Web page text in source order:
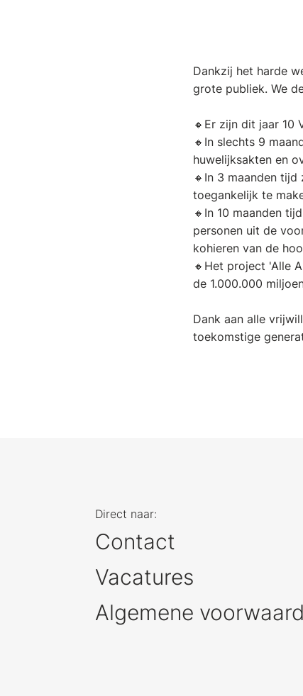
Dankzij het harde
grote publiek. We
🔸Er zijn dit jaar 10
🔸In slechts 9
huwelijksakten en
🔸In 3 maanden
toegankelijk te
🔸In 10 maanden
personen uit de
kohieren van de
🔸Het project 'Alle
de 1.000.000
Dank aan alle
toekomstige
Direct naar:
Contact
Vacatures
Algemene